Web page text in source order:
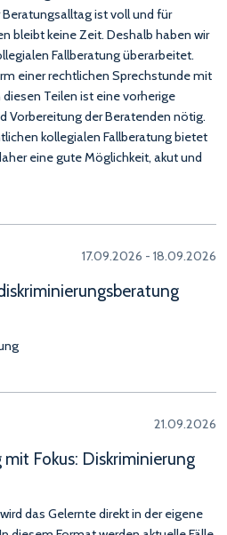
ist voll und für
bleibt keine Zeit. Deshalb haben wir
Fallberatung überarbeitet.
einer rechtlichen Sprechstunde mit
Teilen ist eine vorherige
Vorbereitung der Beratenden nötig.
kollegialen Fallberatung bietet
eine gute Möglichkeit, akut und
17.09.2026 - 18.09.2026
21.09.2026
Fokus: Diskriminierung
das Gelernte direkt in der eigene